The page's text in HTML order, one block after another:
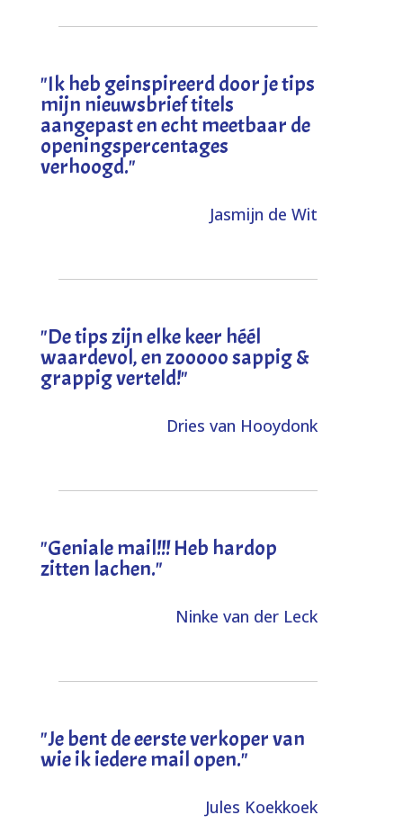
"Ik heb geinspireerd door je tips
mijn nieuwsbrief titels
aangepast en echt meetbaar de
openingspercentages
verhoogd."
Jasmijn de Wit
"De tips zijn elke keer héél
waardevol, en zooooo sappig &
grappig verteld!"
Dries van Hooydonk
"Geniale mail!!! Heb hardop
zitten lachen."
Ninke van der Leck
"Je bent de eerste verkoper van
wie ik iedere mail open."
Jules Koekkoek